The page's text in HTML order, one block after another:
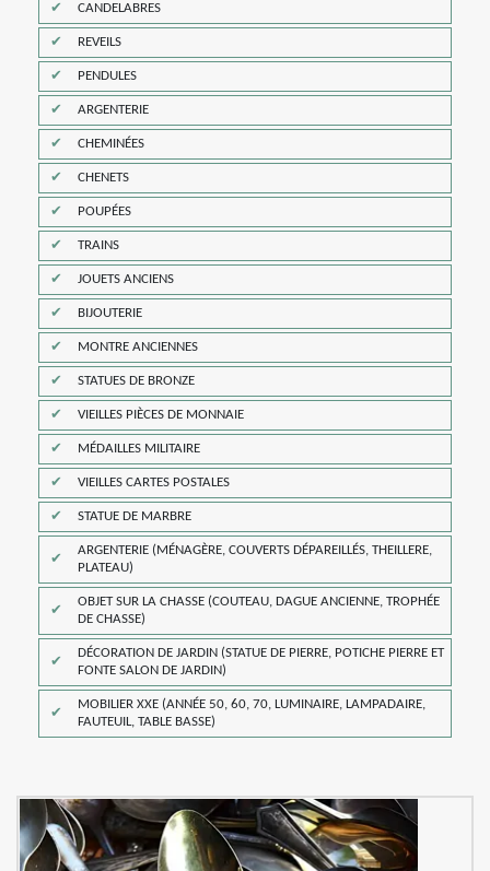
CANDELABRES
REVEILS
PENDULES
ARGENTERIE
CHEMINÉES
CHENETS
POUPÉES
TRAINS
JOUETS ANCIENS
BIJOUTERIE
MONTRE ANCIENNES
STATUES DE BRONZE
VIEILLES PIÈCES DE MONNAIE
MÉDAILLES MILITAIRE
VIEILLES CARTES POSTALES
STATUE DE MARBRE
ARGENTERIE (MÉNAGÈRE, COUVERTS DÉPAREILLÉS, THEILLERE,
PLATEAU)
OBJET SUR LA CHASSE (COUTEAU, DAGUE ANCIENNE, TROPHÉE
DE CHASSE)
DÉCORATION DE JARDIN (STATUE DE PIERRE, POTICHE PIERRE ET
FONTE SALON DE JARDIN)
MOBILIER XXE (ANNÉE 50, 60, 70, LUMINAIRE, LAMPADAIRE,
FAUTEUIL, TABLE BASSE)